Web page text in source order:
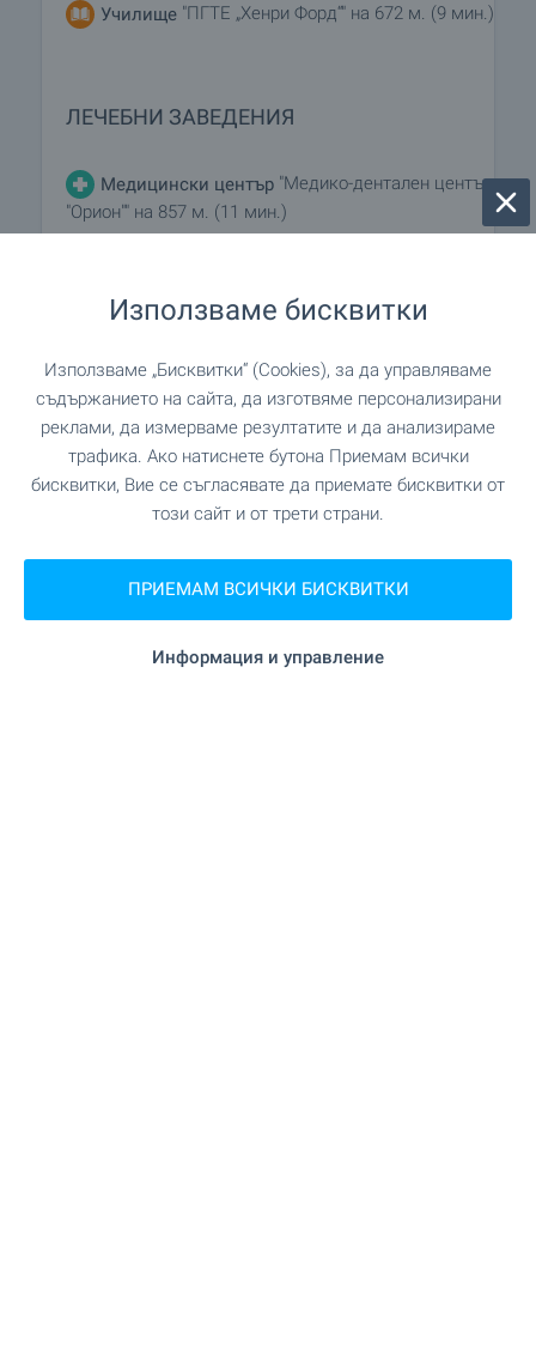
Училище "ПГТЕ „Хенри Форд“" на 672 м. (9 мин.)
ЛЕЧЕБНИ ЗАВЕДЕНИЯ
Медицински център "Медико-дентален център
"Орион"" на 857 м. (11 мин.)
ПАЗАРУВАНЕ
Хранителен магазин"Трейд маркет РД" на 133
м. (2 мин.)
Супермаркет "Billa" на 721 м. (9 мин.)
"Пазар Илинден" на 812 м. (10 мин.)
Пекарна"Баничарница" на 1.0 км. (13 мин.)
Използваме бисквитки
Използваме „Бисквитки“ (Cookies), за да управляваме
съдържанието на сайта, да изготвяме персонализирани
реклами, да измерваме резултатите и да анализираме
трафика. Ако натиснете бутона Приемам всички
бисквитки, Вие се съгласявате да приемате бисквитки от
този сайт и от трети страни.
ПРИЕМАМ ВСИЧКИ БИСКВИТКИ
Информация и управление